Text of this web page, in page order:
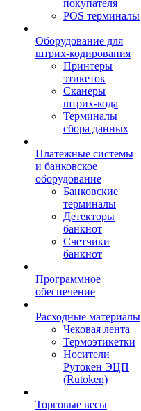
покупателя
POS терминалы
Оборудование для
штрих-кодирования
Принтеры
этикеток
Сканеры
штрих-кода
Терминалы
сбора данных
Платежные системы
и банковское
оборудование
Банковские
терминалы
Детекторы
банкнот
Счетчики
банкнот
Программное
обеспечение
Расходные материалы
Чековая лента
Термоэтикетки
Носители
Рутокен ЭЦП
(Rutoken)
Торговые весы